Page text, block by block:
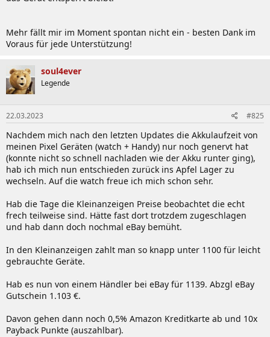
Mehr fällt mir im Moment spontan nicht ein - besten Dank im
Voraus für jede Unterstützung!
soul4ever
Legende
22.03.2023 #825
Nachdem mich nach den letzten Updates die Akkulaufzeit von
meinen Pixel Geräten (watch + Handy) nur noch genervt hat
(konnte nicht so schnell nachladen wie der Akku runter ging),
hab ich mich nun entschieden zurück ins Apfel Lager zu
wechseln. Auf die watch freue ich mich schon sehr.
Hab die Tage die Kleinanzeigen Preise beobachtet die echt
frech teilweise sind. Hätte fast dort trotzdem zugeschlagen
und hab dann doch nochmal eBay bemüht.
In den Kleinanzeigen zahlt man so knapp unter 1100 für leicht
gebrauchte Geräte.
Hab es nun von einem Händler bei eBay für 1139. Abzgl eBay
Gutschein 1.103 €.
Davon gehen dann noch 0,5% Amazon Kreditkarte ab und 10x
Payback Punkte (auszahlbar).